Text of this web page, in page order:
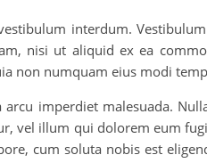
interdum.
nisi ut aliquid ex ea
non numquam eius modi
imperdiet malesuada.
vel illum qui dolorem eum
cum soluta nobis est